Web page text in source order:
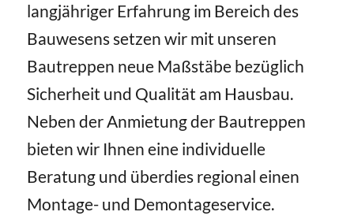
langjähriger Erfahrung im Bereich des
Bauwesens setzen wir mit unseren
Bautreppen neue Maßstäbe bezüglich
Sicherheit und Qualität am Hausbau.
Neben der Anmietung der Bautreppen
bieten wir Ihnen eine individuelle
Beratung und überdies regional einen
Montage- und Demontageservice.